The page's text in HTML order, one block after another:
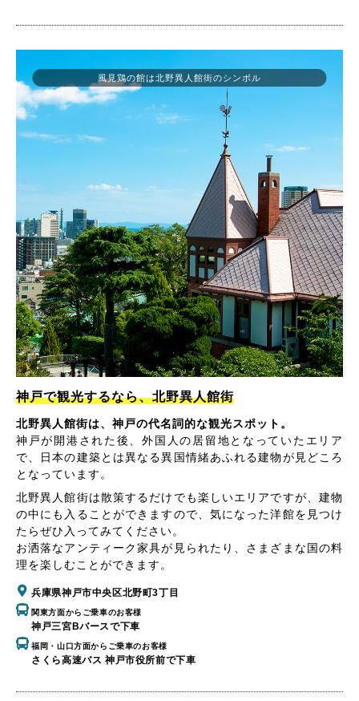
神戸で観光するなら、北野異人館街
北野異人館街は、神戸の代名詞的な観光スポット。
神戸が開港された後、外国人の居留地となっていたエリア
で、日本の建築とは異なる異国情緒あふれる建物が見どころ
となっています。
北野異人館街は散策するだけでも楽しいエリアですが、建物
の中にも入ることができますので、気になった洋館を見つけ
たらぜひ入ってみてください。
お洒落なアンティーク家具が見られたり、さまざまな国の料
理を楽しむことができます。
兵庫県神戸市中央区北野町3丁目
関東方面からご乗車のお客様
神戸三宮Bバースで下車
福岡・山口方面からご乗車のお客様
さくら高速バス 神戸市役所前で下車
風見鶏の館は北野異人館街のシンボル